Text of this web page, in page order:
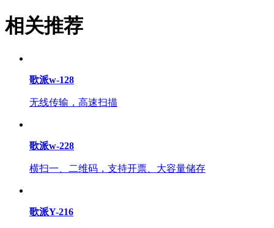
相关推荐
歌派w-128
无线传输，高速扫描
歌派w-228
横扫一、二维码，支持开票、大容量储存
歌派Y-216